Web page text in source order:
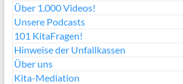
Über 1.000 Videos!
Unsere Podcasts
101 KitaFragen!
Hinweise der Unfallkassen
Über uns
Kita-Mediation